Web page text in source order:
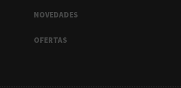
NOVEDADES
OFERTAS